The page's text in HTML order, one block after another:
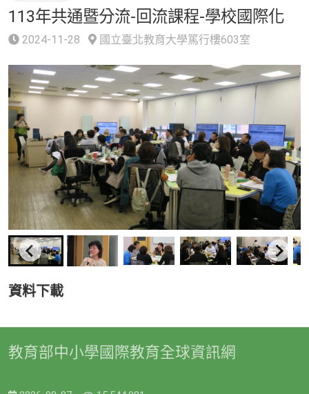
113年共通暨分流-回流課程-學校國際化
2024-11-28 國立臺北教育大學篤行樓603室
資料下載
教育部中小學國際教育全球資訊網